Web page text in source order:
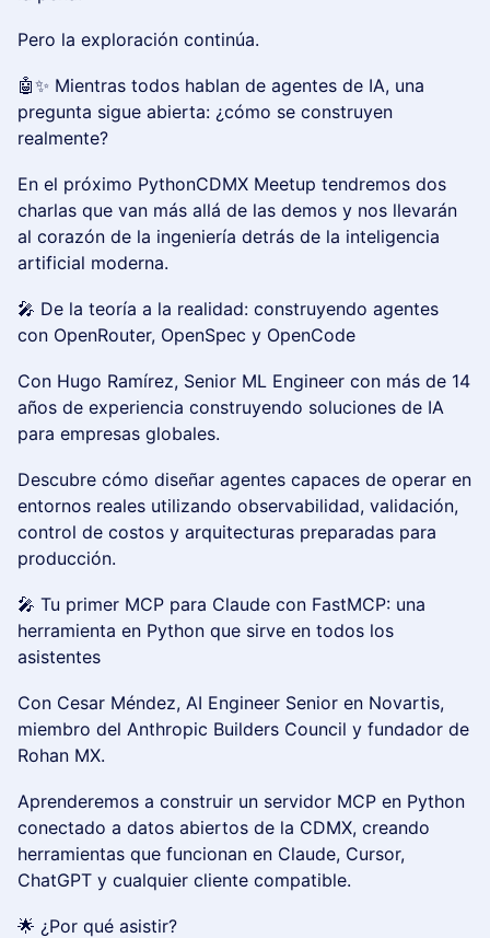
Pero la exploración continúa.
🤖✨ Mientras todos hablan de agentes de IA, una
pregunta sigue abierta: ¿cómo se construyen
realmente?
En el próximo PythonCDMX Meetup tendremos dos
charlas que van más allá de las demos y nos llevarán
al corazón de la ingeniería detrás de la inteligencia
artificial moderna.
🎤 De la teoría a la realidad: construyendo agentes
con OpenRouter, OpenSpec y OpenCode
Con Hugo Ramírez, Senior ML Engineer con más de 14
años de experiencia construyendo soluciones de IA
para empresas globales.
Descubre cómo diseñar agentes capaces de operar en
entornos reales utilizando observabilidad, validación,
control de costos y arquitecturas preparadas para
producción.
🎤 Tu primer MCP para Claude con FastMCP: una
herramienta en Python que sirve en todos los
asistentes
Con Cesar Méndez, AI Engineer Senior en Novartis,
miembro del Anthropic Builders Council y fundador de
Rohan MX.
Aprenderemos a construir un servidor MCP en Python
conectado a datos abiertos de la CDMX, creando
herramientas que funcionan en Claude, Cursor,
ChatGPT y cualquier cliente compatible.
🌟 ¿Por qué asistir?